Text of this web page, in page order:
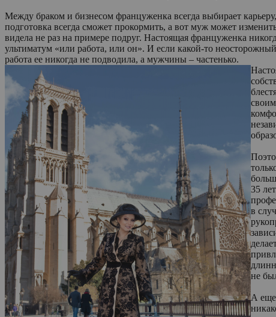
Между браком и бизнесом француженка всегда выбирает
подготовка всегда сможет прокормить, а вот муж может
видела не раз на примере подруг. Настоящая француженка
ультиматум «или работа, или он». И если какой-то
работа ее никогда не подводила, а мужчины – частенько.
35
в
не
А еще